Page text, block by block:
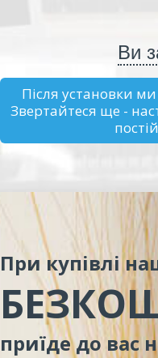
Ви
Після установки
Звертайтеся ще -
При купівлі
приїде до вас